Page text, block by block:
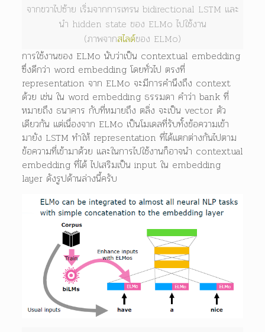
จากขวาไปซ้าย เริ่มจากการเทรน bidirectional LSTM และ
นำ hidden state ของ ELMo ไปใช้งาน
(ภาพจากสไลด์ของ ELMo)
การใช้งานของ ELMo นับว่าเป็น contextual embedding
ซึ่งดีกว่า word embedding โดยทั่วไป ตรงที่
representation จาก ELMo จะมีการคำนึงถึง context
ด้วย เช่น ใน word embedding ธรรมดา คำว่า bank ที่
หมายถึง ธนาคาร กับที่หมายถึง ตลิ่ง จะเป็น vector ตัว
เดียวกัน แต่เนื่องจาก ELMo เป็นโมเดลที่รับทั้งข้อความเข้า
มายัง LSTM ทำให้ representation ที่ได้แตกต่างกันไปตาม
ข้อความที่เข้ามาด้วย และในการไปใช้งานก็อาจนำ contextual
embedding ที่ได้ ไปเสริมเป็น input ใน embedding
layer ดังรูปด้านล่างนี้ครับ